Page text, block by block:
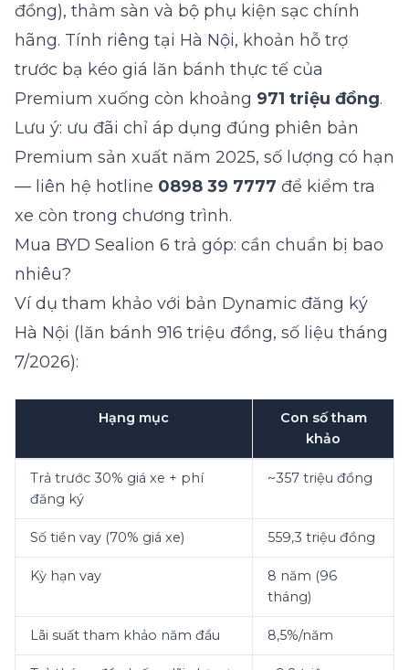
đồng), thảm sàn và bộ phụ kiện sạc chính
hãng. Tính riêng tại Hà Nội, khoản hỗ trợ
trước bạ kéo giá lăn bánh thực tế của
Premium xuống còn khoảng 971 triệu đồng.
Lưu ý: ưu đãi chỉ áp dụng đúng phiên bản
Premium sản xuất năm 2025, số lượng có hạn
— liên hệ hotline 0898 39 7777 để kiểm tra
xe còn trong chương trình.
Mua BYD Sealion 6 trả góp: cần chuẩn bị bao
nhiêu?
Ví dụ tham khảo với bản Dynamic đăng ký
Hà Nội (lăn bánh 916 triệu đồng, số liệu tháng
7/2026):
Hạng mục
Con số tham
khảo
Trả trước 30% giá xe + phí
đăng ký
~357 triệu đồng
Số tiền vay (70% giá xe) 559,3 triệu đồng
Kỳ hạn vay
8 năm (96
tháng)
Lãi suất tham khảo năm đầu 8,5%/năm